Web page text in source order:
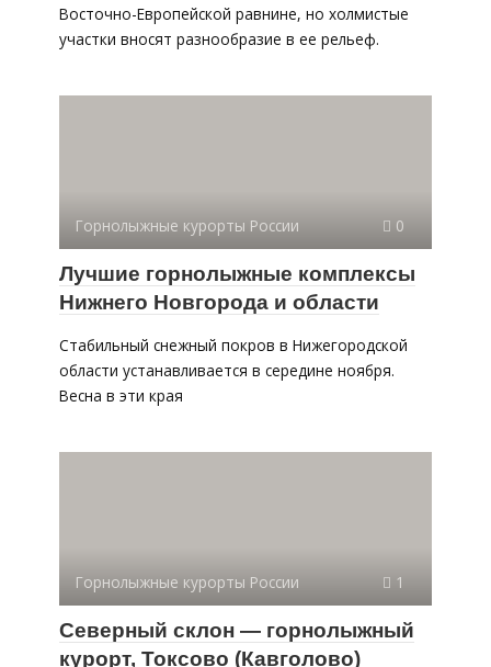
Восточно-Европейской равнине, но холмистые
участки вносят разнообразие в ее рельеф.
Горнолыжные курорты России 0
Лучшие горнолыжные комплексы
Нижнего Новгорода и области
Стабильный снежный покров в Нижегородской
области устанавливается в середине ноября.
Весна в эти края
Горнолыжные курорты России 1
Северный склон — горнолыжный
курорт, Токсово (Кавголово)